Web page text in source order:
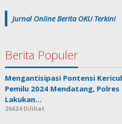
Jurnal Online Berita OKU Terkini
Berita Populer
Mengantisipasi Pontensi
Pemilu 2024 Mendatang, Polres
Lakukan…
26624 Dilihat